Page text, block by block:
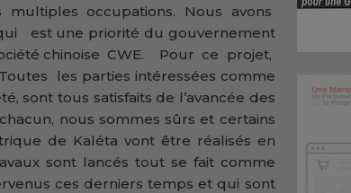
multiples occupations. Nous avons
est une priorité du gouvernement
chinoise CWE. Pour ce projet,
les parties intéressées comme
sont tous satisfaits de l’avancée des
nous sommes sûrs et certains
de Kaléta vont être réalisés en
sont lancés tout se fait comme
ces derniers temps et qui sont